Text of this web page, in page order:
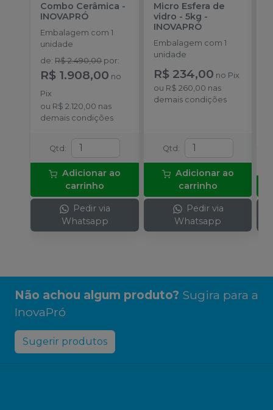
Combo Cerâmica -
INOVAPRÓ
Embalagem com 1
unidade
de:R$ 2.490,00 por:
R$ 1.908,00 no
Pix
ou R$ 2.120,00 nas
demais condições
Qtd:
Adicionar ao
carrinho
Pedir via
Whatsapp
Micro Esfera de
vidro - 5kg -
INOVAPRÓ
Embalagem com 1
unidade
R$ 234,00 no Pix
ou R$ 260,00 nas
demais condições
Qtd:
Adicionar ao
carrinho
Pedir via
Whatsapp
Não achou algum produto? Sugira para a
InovaPró
Sugerir produtos